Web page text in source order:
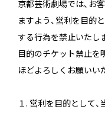
京都芸術劇場では、お
ますよう、営利を目的
する行為を禁止いたし
目的のチケット禁止を
ほどよろしくお願いい
１. 営利を目的として